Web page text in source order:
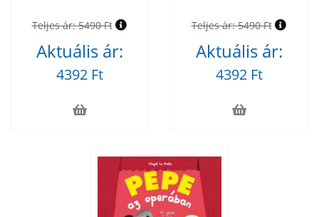
Teljes ár:5490 Ft
Aktuális ár:
4392 Ft
Teljes ár:5490 Ft
Aktuális ár:
4392 Ft